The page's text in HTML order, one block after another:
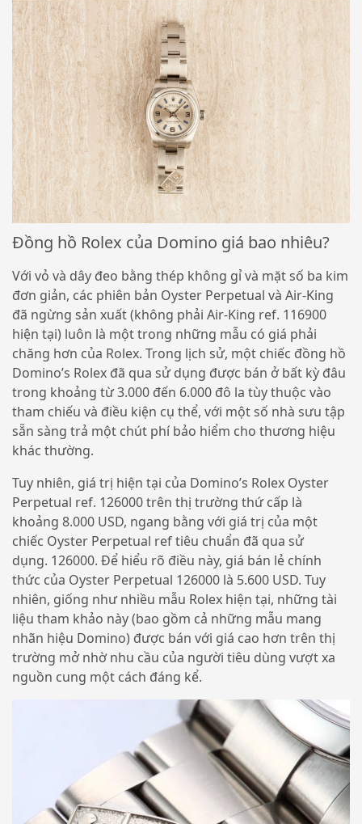
Đồng hồ Rolex của Domino giá bao nhiêu?
Với vỏ và dây đeo bằng thép không gỉ và mặt số ba kim
đơn giản, các phiên bản Oyster Perpetual và Air-King
đã ngừng sản xuất (không phải Air-King ref. 116900
hiện tại) luôn là một trong những mẫu có giá phải
chăng hơn của Rolex. Trong lịch sử, một chiếc đồng hồ
Domino’s Rolex đã qua sử dụng được bán ở bất kỳ đâu
trong khoảng từ 3.000 đến 6.000 đô la tùy thuộc vào
tham chiếu và điều kiện cụ thể, với một số nhà sưu tập
sẵn sàng trả một chút phí bảo hiểm cho thương hiệu
khác thường.
Tuy nhiên, giá trị hiện tại của Domino’s Rolex Oyster
Perpetual ref. 126000 trên thị trường thứ cấp là
khoảng 8.000 USD, ngang bằng với giá trị của một
chiếc Oyster Perpetual ref tiêu chuẩn đã qua sử
dụng. 126000. Để hiểu rõ điều này, giá bán lẻ chính
thức của Oyster Perpetual 126000 là 5.600 USD. Tuy
nhiên, giống như nhiều mẫu Rolex hiện tại, những tài
liệu tham khảo này (bao gồm cả những mẫu mang
nhãn hiệu Domino) được bán với giá cao hơn trên thị
trường mở nhờ nhu cầu của người tiêu dùng vượt xa
nguồn cung một cách đáng kể.